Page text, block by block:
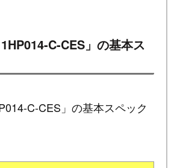
C-CES」の基本ス
C-CES」の基本スペック